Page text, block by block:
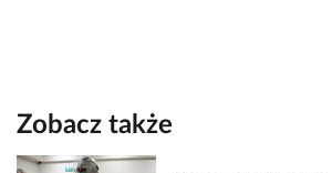
Zobacz także